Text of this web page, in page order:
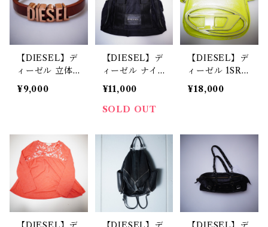
【DIESEL】デ
ィーゼル 立体
ツレザーブレス
¥9,000
【DIESEL】デ
ィーゼル ナイ
ロン×レザー使
い ロゴプレー
ト付き スクエ
ッグ black
¥11,000
SOLD OUT
【DIESEL】デ
ィーゼル 1SR
2WAYミニショ
ルダーバッグ
¥18,000